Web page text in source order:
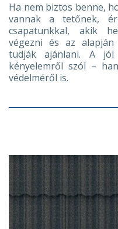
Ha nem biztos benne,
vannak a tetőnek,
csapatunkkal, akik
végezni és az
tudják ajánlani. A
kényelemről szól –
védelméről is.